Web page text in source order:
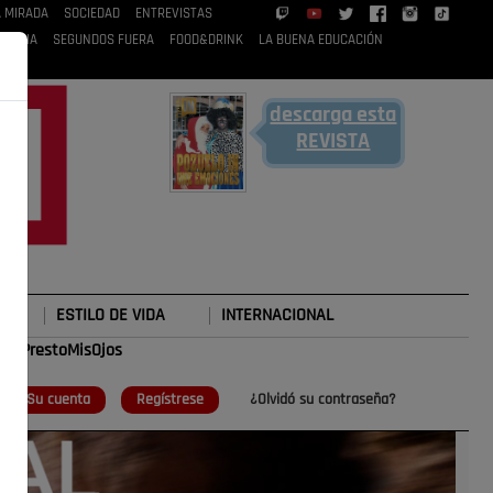
MIRADA SOCIEDAD
ENTREVISTAS
RUBIA
SEGUNDOS FUERA FOOD&DRINK LA BUENA EDUCACIÓN
descarga esta
REVISTA
ESTILO DE VIDA INTERNACIONAL
Su cuenta Regístrese ¿Olvidó su contraseña?